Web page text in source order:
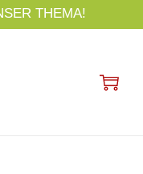
THEMA!